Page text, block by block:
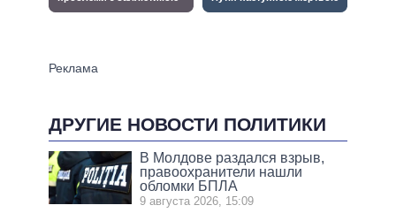
ДРУГИЕ НОВОСТИ ПОЛИТИКИ
В Молдове раздался взрыв,
правоохранители нашли
обломки БПЛА
9 августа 2026, 15:09